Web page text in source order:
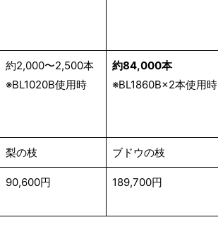
約2,000〜2,500本
※BL1020B使用時
約84,000本
※BL1860B×2本使用時
梨の枝 ブドウの枝
90,600円 189,700円